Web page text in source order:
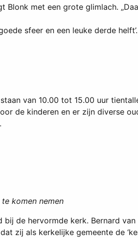
met een grote glimlach.
sfeer en een leuke derde
van 10.00 tot 15.00 uur
de kinderen en er zijn diverse
komen nemen
de hervormde kerk. Bernard
zij als kerkelijke gemeente de